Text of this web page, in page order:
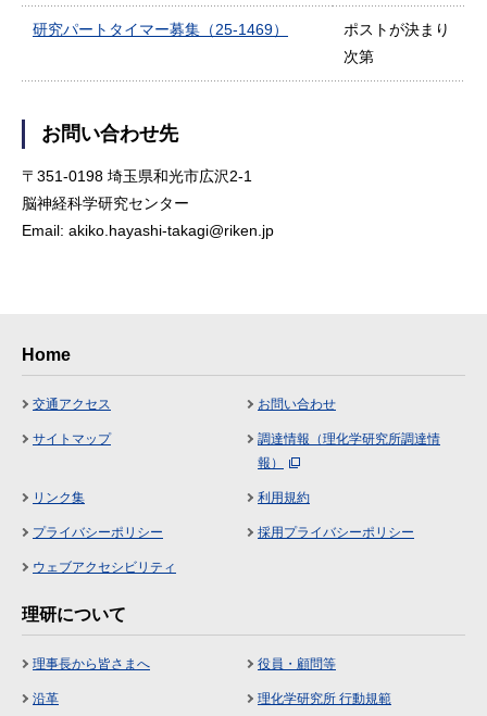
研究パートタイマー募集（25-1469）
ポストが決まり
次第
お問い合わせ先
〒351-0198 埼玉県和光市広沢2-1
脳神経科学研究センター
Email: akiko.hayashi-takagi@riken.jp
Home
交通アクセス お問い合わせ
サイトマップ
調達情報（理化学研究所調達情
報）
リンク集 利用規約
プライバシーポリシー 採用プライバシーポリシー
ウェブアクセシビリティ
理研について
理事長から皆さまへ 役員・顧問等
沿革 理化学研究所 行動規範